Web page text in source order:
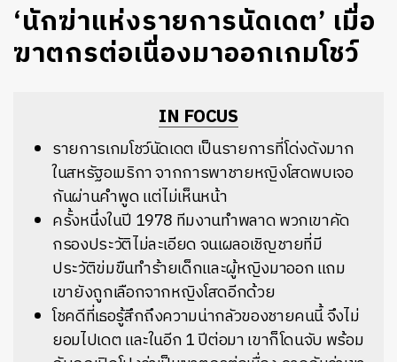
‘นักฆ่าแห่งรายการนัดเดต’ เมื่อ
ฆาตกรต่อเนื่องมาออกเกมโชว์
IN FOCUS
รายการเกมโชว์นัดเดต เป็นรายการที่โด่งดังมาก
ในสหรัฐอเมริกา จากการพาชายหญิงโสดพบเจอ
กันผ่านคำพูด แต่ไม่เห็นหน้า
ครั้งหนึ่งในปี 1978 ทีมงานทำพลาด พวกเขาคัด
กรองประวัติไม่ละเอียด จนเผลอเชิญชายที่มี
ประวัติข่มขืนทำร้ายเด็กและผู้หญิงมาออก แถม
เขายังถูกเลือกจากหญิงโสดอีกด้วย
โชคดีที่เธอรู้สึกถึงความน่ากลัวของชายคนนี้ จึงไม่
ยอมไปเดต และในอีก 1 ปีต่อมา เขาก็โดนจับ พร้อม